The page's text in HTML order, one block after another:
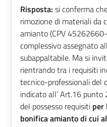
Risposta: si conferma
rimozione di materiali da
amianto (CPV
complessivo assegnato
subappaltabile. Ma si
rientrando tra i requisiti
tecnico-professionalidel
indicato all’Art.16 punto
del possesso requisiti per
bonifica amianto di cui